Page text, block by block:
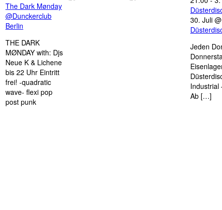
The Dark Mønday
@Dunckerclub
Berlin
THE DARK
MØNDAY with: Djs
Neue K & Lichene
bis 22 Uhr Eintritt
frei! -quadratic
wave- flexi pop
post punk
30. Juli
Jeden
Industrial
Ab […]